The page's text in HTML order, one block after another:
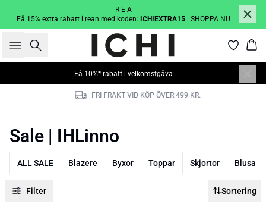
R E A
Få 15% extra rabatt i rean med koden: ICHIEXTRA15 | SHOPPA NU
Sök
Få 10%* rabatt i velkomstgåva
FRI FRAKT VID KÖP ÖVER 499 KR.
Sale | IHLinno
ALL SALE Blazere Byxor Toppar Skjortor Blusar
Filter Sortering
SALE | 30%